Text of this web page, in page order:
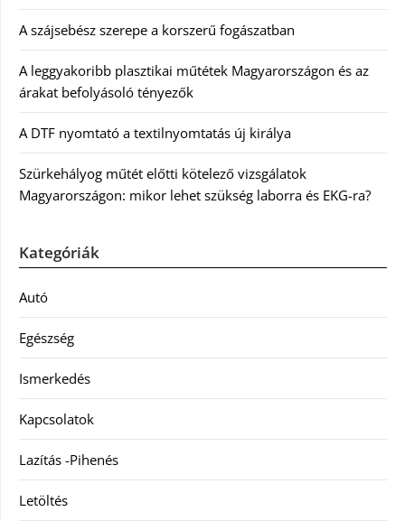
A szájsebész szerepe a korszerű fogászatban
A leggyakoribb plasztikai műtétek Magyarországon és az
árakat befolyásoló tényezők
A DTF nyomtató a textilnyomtatás új királya
Szürkehályog műtét előtti kötelező vizsgálatok
Magyarországon: mikor lehet szükség laborra és EKG-ra?
Kategóriák
Autó
Egészség
Ismerkedés
Kapcsolatok
Lazítás -Pihenés
Letöltés